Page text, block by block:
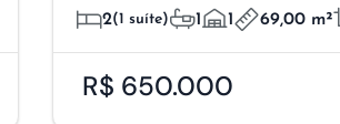
2(1 suíte) 1 1 69,00 m²
R$ 650.000